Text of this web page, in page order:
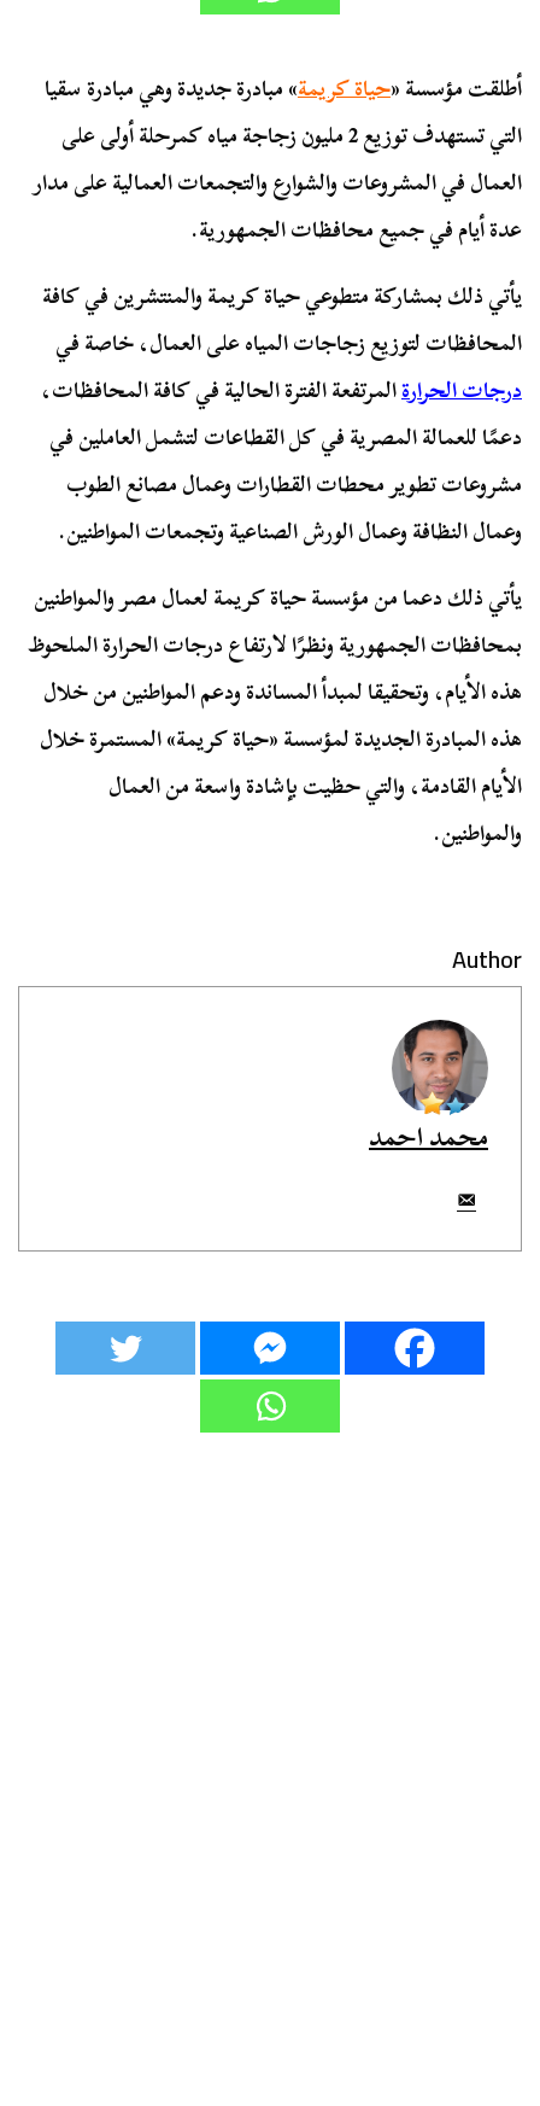
أطلقت مؤسسة «حياة كريمة» مبادرة جديدة وهي مبادرة سقيا
التي تستهدف توزيع 2 مليون زجاجة مياه كمرحلة أولى على
العمال في المشروعات والشوارع والتجمعات العمالية على مدار
عدة أيام في جميع محافظات الجمهورية.
يأتي ذلك بمشاركة متطوعي حياة كريمة والمنتشرين في كافة
المحافظات لتوزيع زجاجات المياه على العمال، خاصة في
درجات الحرارةالمرتفعة الفترة الحالية في كافة المحافظات،
دعمًا للعمالة المصرية في كل القطاعات لتشمل العاملين في
مشروعات تطوير محطات القطارات وعمال مصانع الطوب
وعمال النظافة وعمال الورش الصناعية وتجمعات المواطنين.
يأتي ذلك دعما من مؤسسة حياة كريمة لعمال مصر والمواطنين
بمحافظات الجمهورية ونظرًا لارتفاع درجات الحرارة الملحوظ
هذه الأيام، وتحقيقا لمبدأ المساندة ودعم المواطنين من خلال
هذه المبادرة الجديدة لمؤسسة «حياة كريمة» المستمرة خلال
الأيام القادمة، والتي حظيت بإشادة واسعة من العمال
والمواطنين.
Author
محمد احمد